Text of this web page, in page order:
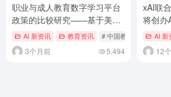
职业与成人教育数字学习平台
政策的比较研究——基于美
洲、亚洲、欧洲的分析
AI 新资讯 教育资讯 # 中国教育信息化
3个月前 5,494
xAI联
将创办
AI 新
12